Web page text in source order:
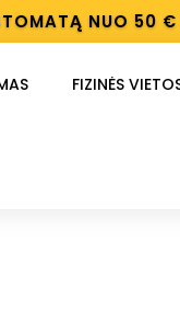
NUO 50 €
FIZINĖS